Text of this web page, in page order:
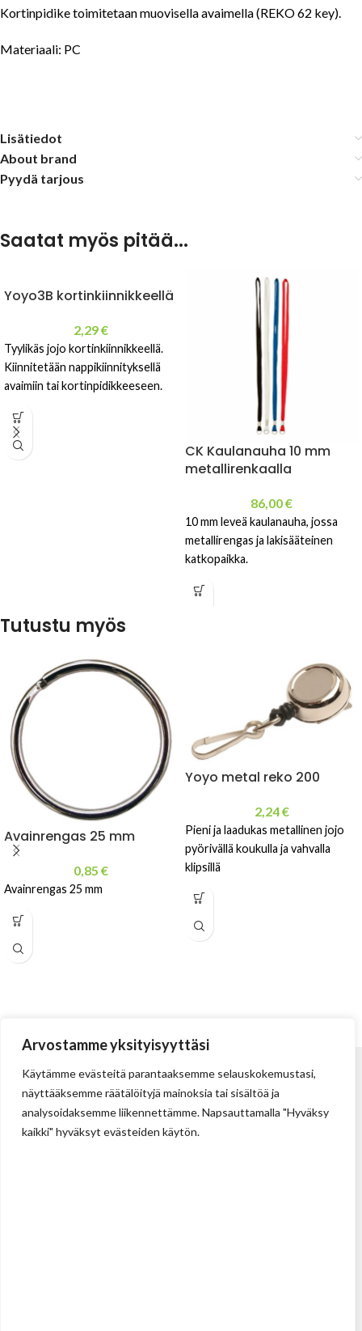
Arvostamme yksityisyyttäsi
Käytämme evästeitä parantaaksemme selauskokemustasi,
näyttääksemme räätälöityjä mainoksia tai sisältöä ja
analysoidaksemme liikennettämme. Napsauttamalla "Hyväksy
kaikki" hyväksyt evästeiden käytön.
Kortinpidike toimitetaan muovisella avaimella (REKO 62 key).
Materiaali: PC
Lisätiedot
About brand
Pyydä tarjous
Saatat myös pitää...
Yoyo3B kortinkiinnikkeellä
2,29€
Tyylikäs jojo kortinkiinnikkeellä.
Kiinnitetään nappikiinnityksellä
avaimiin tai kortinpidikkeeseen.
CK Kaulanauha 10 mm
metallirenkaalla
86,00€
10 mm leveä kaulanauha, jossa
metallirengas ja lakisääteinen
katkopaikka.
Tutustu myös
Avainrengas 25 mm
0,85 €
Avainrengas 25 mm
Yoyo metal reko 200
2,24€
Pieni ja laadukas metallinen jojo
pyörivällä koukulla ja vahvalla
klipsillä